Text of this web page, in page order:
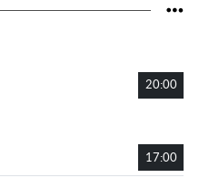
20:00
17:00